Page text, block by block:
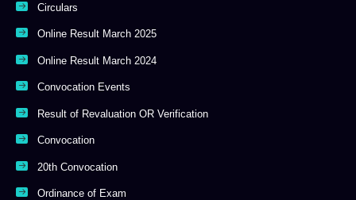
Circulars
Online Result March 2025
Online Result March 2024
Convocation Events
Result of Revaluation OR Verification
Convocation
20th Convocation
Ordinance of Exam